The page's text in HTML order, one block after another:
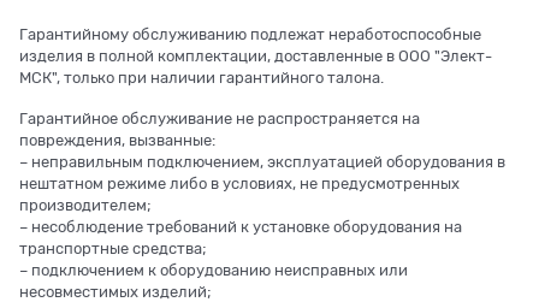
Гарантийному обслуживанию подлежат неработоспособные
изделия в полной комплектации, доставленные в ООО "Элект-
МСК", только при наличии гарантийного талона.
Гарантийное обслуживание не распространяется на
повреждения, вызванные:
– неправильным подключением, эксплуатацией оборудования в
нештатном режиме либо в условиях, не предусмотренных
производителем;
– несоблюдение требований к установке оборудования на
транспортные средства;
– подключением к оборудованию неисправных или
несовместимых изделий;